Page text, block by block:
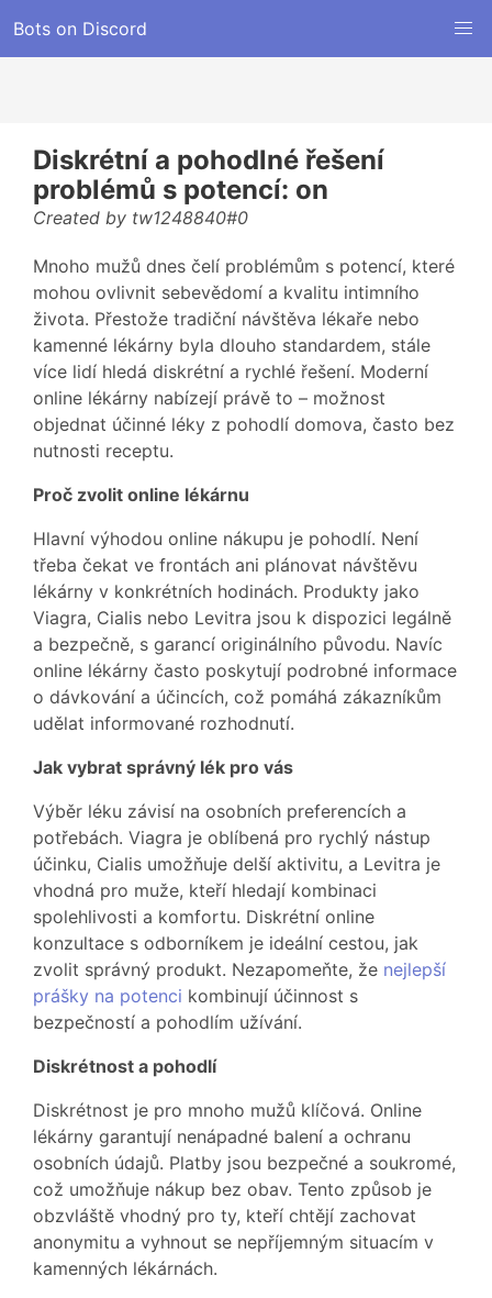
Bots on Discord
Diskrétní a pohodlné řešení
problémů s potencí: on
Created by tw1248840#0
Mnoho mužů dnes čelí problémům s potencí, které
mohou ovlivnit sebevědomí a kvalitu intimního
života. Přestože tradiční návštěva lékaře nebo
kamenné lékárny byla dlouho standardem, stále
více lidí hledá diskrétní a rychlé řešení. Moderní
online lékárny nabízejí právě to – možnost
objednat účinné léky z pohodlí domova, často bez
nutnosti receptu.
Proč zvolit online lékárnu
Hlavní výhodou online nákupu je pohodlí. Není
třeba čekat ve frontách ani plánovat návštěvu
lékárny v konkrétních hodinách. Produkty jako
Viagra, Cialis nebo Levitra jsou k dispozici legálně
a bezpečně, s garancí originálního původu. Navíc
online lékárny často poskytují podrobné informace
o dávkování a účincích, což pomáhá zákazníkům
udělat informované rozhodnutí.
Jak vybrat správný lék pro vás
Výběr léku závisí na osobních preferencích a
potřebách. Viagra je oblíbená pro rychlý nástup
účinku, Cialis umožňuje delší aktivitu, a Levitra je
vhodná pro muže, kteří hledají kombinaci
spolehlivosti a komfortu. Diskrétní online
konzultace s odborníkem je ideální cestou, jak
zvolit správný produkt. Nezapomeňte, že nejlepší
prášky na potenci kombinují účinnost s
bezpečností a pohodlím užívání.
Diskrétnost a pohodlí
Diskrétnost je pro mnoho mužů klíčová. Online
lékárny garantují nenápadné balení a ochranu
osobních údajů. Platby jsou bezpečné a soukromé,
což umožňuje nákup bez obav. Tento způsob je
obzvláště vhodný pro ty, kteří chtějí zachovat
anonymitu a vyhnout se nepříjemným situacím v
kamenných lékárnách.